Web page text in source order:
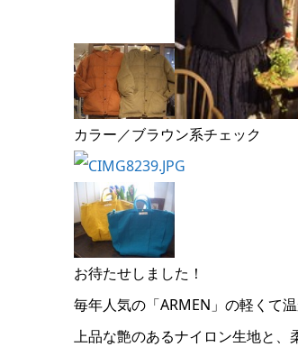
カラー／ブラウン系チェック
お待たせしました！
毎年人気の「ARMEN」の軽くて
上品な艶のあるナイロン生地と、